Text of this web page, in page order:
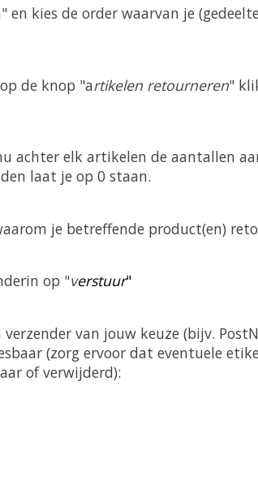
en kies de order waarvan je
de knop "artikelen retourneren"
achter elk artikelen de aantallen
laat je op 0 staan.
je betreffende product(en)
op "verstuur"
van jouw keuze (bijv.
(zorg ervoor dat eventuele
of verwijderd):